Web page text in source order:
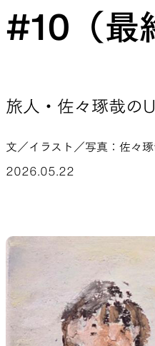
最軽量のスリーピングパッ
#10（最
旅人・佐々琢哉の
文／イラスト／写真：佐々
2026.05.22